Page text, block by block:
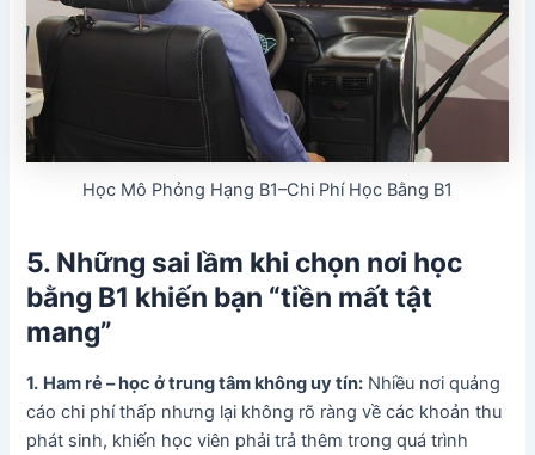
Học Mô Phỏng Hạng B1–Chi Phí Học Bằng B1
5. Những sai lầm khi chọn nơi học
bằng B1 khiến bạn “tiền mất tật
mang”
1. Ham rẻ – học ở trung tâm không uy tín: Nhiều nơi quảng
cáo chi phí thấp nhưng lại không rõ ràng về các khoản thu
phát sinh, khiến học viên phải trả thêm trong quá trình